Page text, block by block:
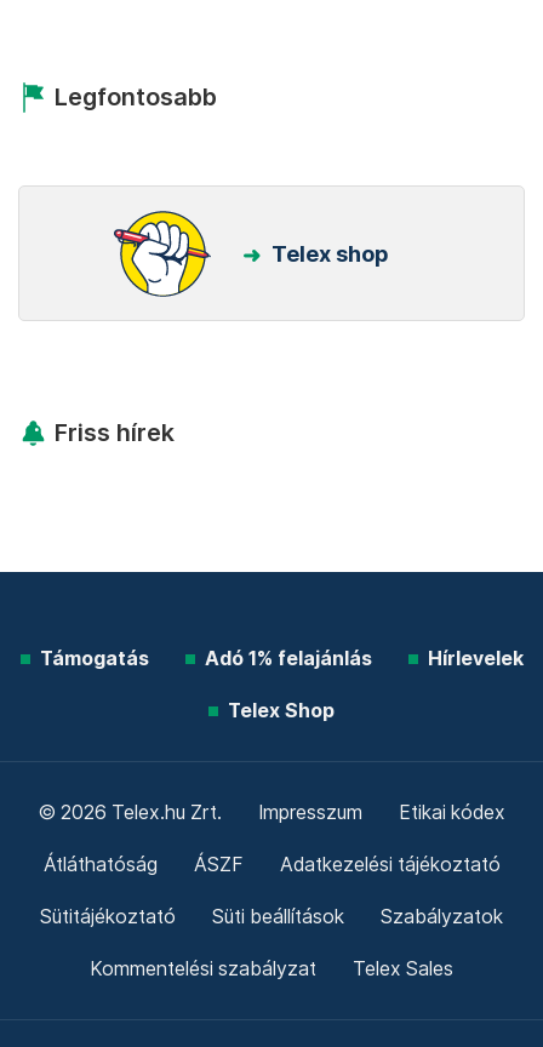
Legfontosabb
Telex shop
Friss hírek
Támogatás Adó 1% felajánlás Hírlevelek
Telex Shop
© 2026 Telex.hu Zrt. Impresszum Etikai kódex
Átláthatóság ÁSZF Adatkezelési tájékoztató
Sütitájékoztató Süti beállítások Szabályzatok
Kommentelési szabályzat Telex Sales